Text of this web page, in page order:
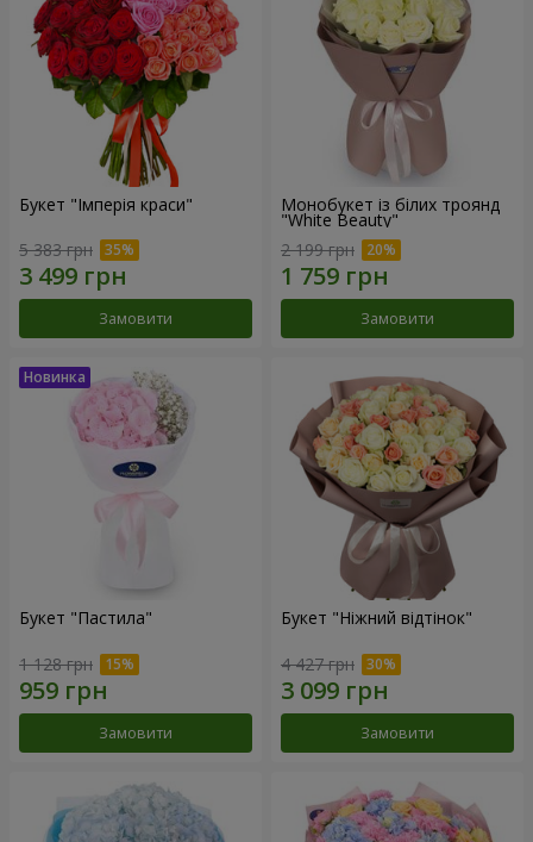
Букет "Імперія краси"
5 383 грн
Замовити
Монобукет із білих троянд
"White Beauty"
2 199 грн
Замовити
Букет "Пастила"
1 128 грн
Замовити
Букет "Ніжний відтінок"
4 427 грн
Замовити